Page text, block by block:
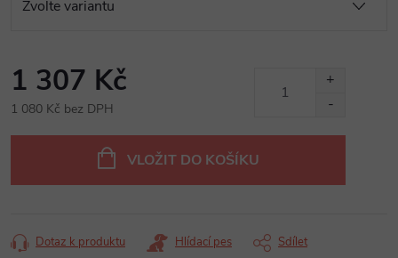
1 307 Kč
1 080 Kč bez DPH
VLOŽIT DO KOŠÍKU
Dotaz k produktu Hlídací pes Sdílet